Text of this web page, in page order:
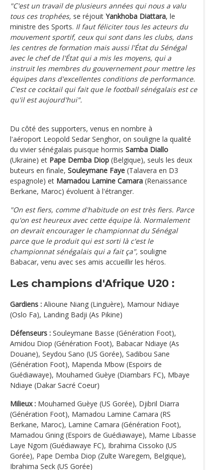
"C'est un travail de plusieurs années qui nous a valu
tous ces trophées, se réjouit Yankhoba Diattara, le
ministre des Sports. Il faut féliciter tous les acteurs du
mouvement sportif, ceux qui sont dans les clubs, dans
les centres de formation mais aussi l'État du Sénégal
avec le chef de l'État qui a mis les moyens, qui a
instruit les membres du gouvernement pour mettre les
équipes dans d'excellentes conditions de performance.
C'est ce cocktail qui fait que le football sénégalais est ce
qu'il est aujourd'hui".
Du côté des supporters, venus en nombre à
l'aéroport Leopold Sedar Senghor, on souligne la qualité
du vivier sénégalais puisque hormis Samba Diallo
(Ukraine) et Pape Demba Diop (Belgique), seuls les deux
buteurs en finale, Souleymane Faye (Talavera en D3
espagnole) et Mamadou Lamine Camara (Renaissance
Berkane, Maroc) évoluent à l'étranger.
"On est fiers, comme d'habitude on est très fiers. Parce
qu'on est heureux avec cette équipe là. Normalement
on devrait encourager le championnat du Sénégal
parce que le produit qui est sorti là c'est le
championnat sénégalais qui a fait ça", souligne
Babacar, venu avec ses amis accueillir les héros.
Les champions d'Afrique U20 :
Gardiens : Alioune Niang (Linguère), Mamour Ndiaye
(Oslo Fa), Landing Badji (As Pikine)
Défenseurs : Souleymane Basse (Génération Foot),
Amidou Diop (Génération Foot), Babacar Ndiaye (As
Douane), Seydou Sano (US Gorée), Sadibou Sane
(Génération Foot), Mapenda Mbow (Espoirs de
Guédiawaye), Mouhamed Guèye (Diambars FC), Mbaye
Ndiaye (Dakar Sacré Coeur)
Milieux : Mouhamed Guèye (US Gorée), Djibril Diarra
(Génération Foot), Mamadou Lamine Camara (RS
Berkane, Maroc), Lamine Camara (Génération Foot),
Mamadou Gning (Espoirs de Guédiawaye), Mame Libasse
Laye Ngom (Guédiawaye FC), Ibrahima Cissoko (US
Gorée), Pape Demba Diop (Zulte Waregem, Belgique),
Ibrahima Seck (US Gorée)